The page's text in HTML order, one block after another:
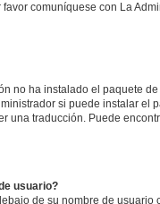
comuníquese con La
no ha instalado el paquete
si puede instalar el
una traducción. Puede
usuario?
de su nombre de usuario